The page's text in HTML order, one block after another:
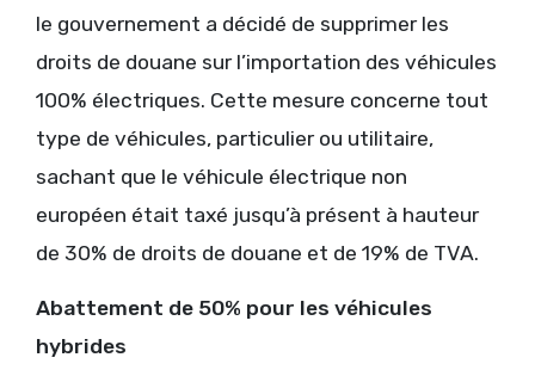
le gouvernement a décidé de supprimer les
droits de douane sur l’importation des véhicules
100% électriques. Cette mesure concerne tout
type de véhicules, particulier ou utilitaire,
sachant que le véhicule électrique non
européen était taxé jusqu’à présent à hauteur
de 30% de droits de douane et de 19% de TVA.
Abattement de 50% pour les véhicules
hybrides